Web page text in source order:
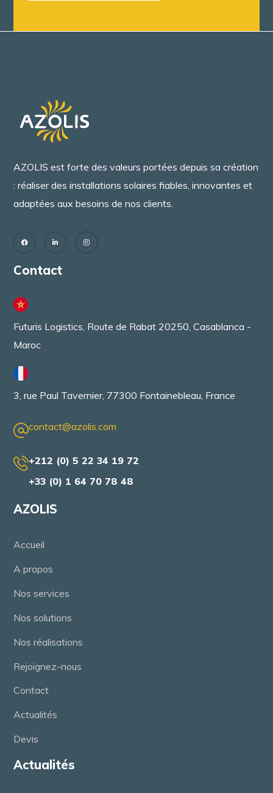
AZOLIS est forte des valeurs portées depuis sa création
: réaliser des installations solaires fiables, innovantes et
adaptées aux besoins de nos clients.
Contact
Futuris Logistics, Route de Rabat 20250, Casablanca -
Maroc
3, rue Paul Tavernier, 77300 Fontainebleau, France
contact@azolis.com
+212 (0) 5 22 34 19 72
+33 (0) 1 64 70 78 48
AZOLIS
Accueil
A propos
Nos services
Nos solutions
Nos réalisations
Rejoignez-nous
Contact
Actualités
Devis
Actualités